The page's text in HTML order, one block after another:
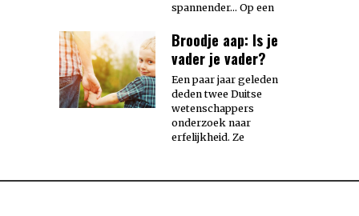
spannender… Op een
Broodje aap: Is je
vader je vader?
Een paar jaar geleden
deden twee Duitse
wetenschappers
onderzoek naar
erfelijkheid. Ze